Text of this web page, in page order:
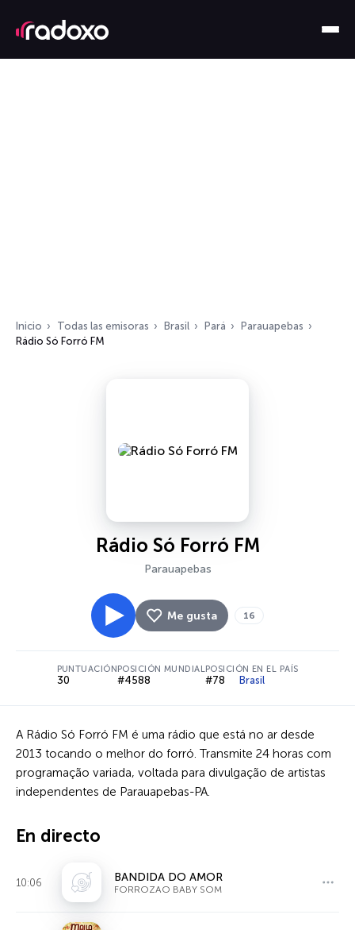
Inicio Todas las emisoras Brasil Pará
Parauapebas
Rádio Só Forró FM
Rádio Só Forró FM
Parauapebas
Me gusta 16
PUNTUACIÓN
30
POSICIÓN MUNDIAL
#4588
POSICIÓN EN EL PAÍS
#78 Brasil
A Rádio Só Forró FM é uma rádio que está no ar desde
2013 tocando o melhor do forró. Transmite 24 horas com
programação variada, voltada para divulgação de artistas
independentes de Parauapebas-PA.
En directo
10:06 BANDIDA DO AMOR
FORROZAO BABY SOM